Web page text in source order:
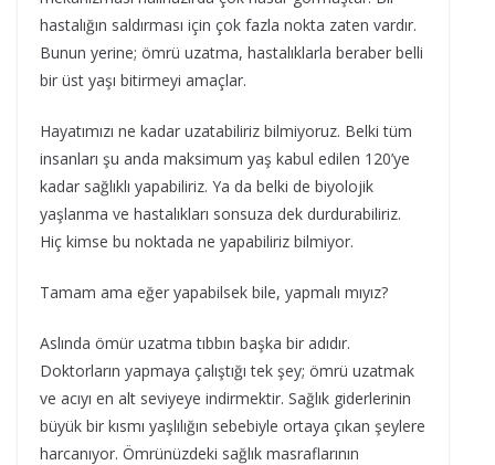
hastalığın saldırması için çok fazla nokta zaten vardır.
Bunun yerine; ömrü uzatma, hastalıklarla beraber belli
bir üst yaşı bitirmeyi amaçlar.
Hayatımızı ne kadar uzatabiliriz bilmiyoruz. Belki tüm
insanları şu anda maksimum yaş kabul edilen 120’ye
kadar sağlıklı yapabiliriz. Ya da belki de biyolojik
yaşlanma ve hastalıkları sonsuza dek durdurabiliriz.
Hiç kimse bu noktada ne yapabiliriz bilmiyor.
Tamam ama eğer yapabilsek bile, yapmalı mıyız?
Aslında ömür uzatma tıbbın başka bir adıdır.
Doktorların yapmaya çalıştığı tek şey; ömrü uzatmak
ve acıyı en alt seviyeye indirmektir. Sağlık giderlerinin
büyük bir kısmı yaşlılığın sebebiyle ortaya çıkan şeylere
harcanıyor. Ömrünüzdeki sağlık masraflarının